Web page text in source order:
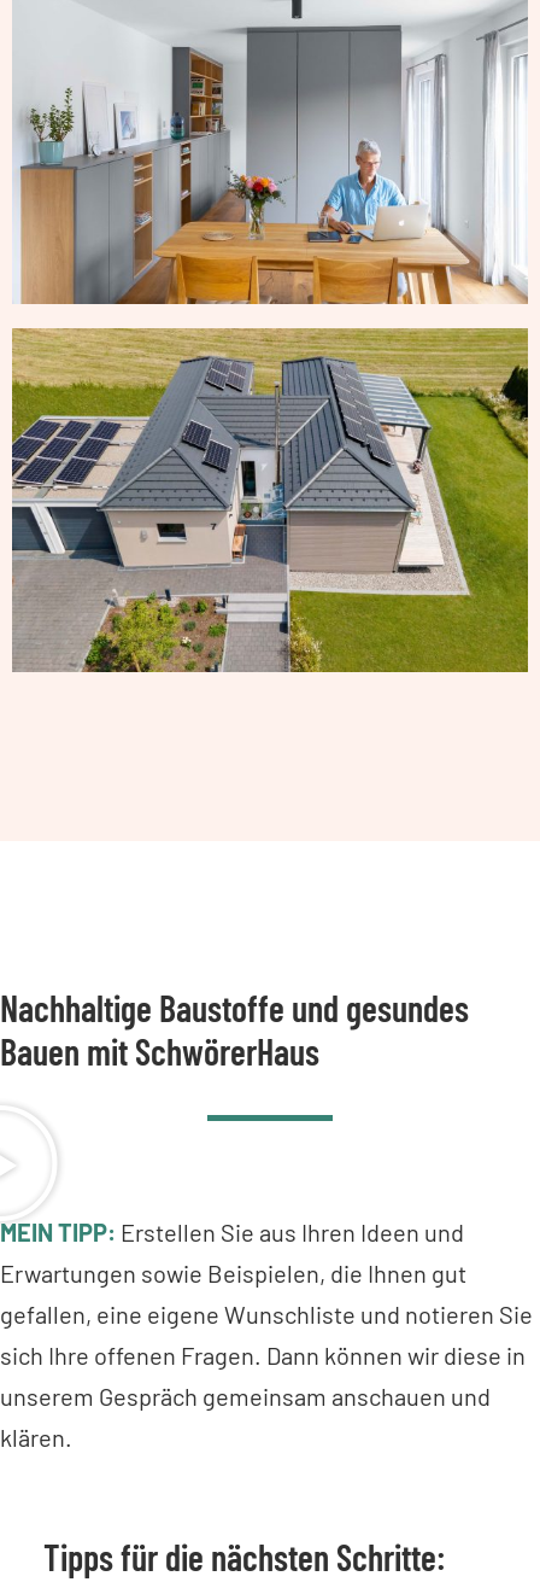
Nachhaltige Baustoffe und gesundes
Bauen mit SchwörerHaus
MEIN TIPP: Erstellen Sie aus Ihren Ideen und
Erwartungen sowie Beispielen, die Ihnen gut
gefallen, eine eigene Wunschliste und notieren Sie
sich Ihre offenen Fragen. Dann können wir diese in
unserem Gespräch gemeinsam anschauen und
klären.
Tipps für die nächsten Schritte: